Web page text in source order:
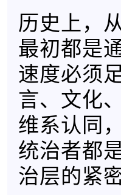
历史上，
最初都是
速度必须
言、文化
维系认同
统治者都
治层的紧